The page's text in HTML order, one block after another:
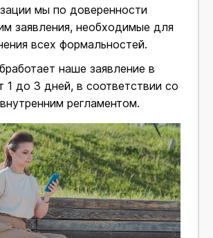
мы по доверенности
заявления, необходимые для
всех формальностей.
наше заявление в
1 до 3 дней, в соответствии со
регламентом.